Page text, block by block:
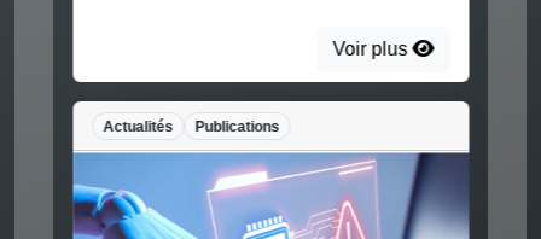
Voir plus
Actualités Publications